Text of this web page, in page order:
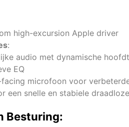
high-excursion Apple driver
:
audio met dynamische
EQ
microfoon voor
een snelle en stabiele
Besturing: